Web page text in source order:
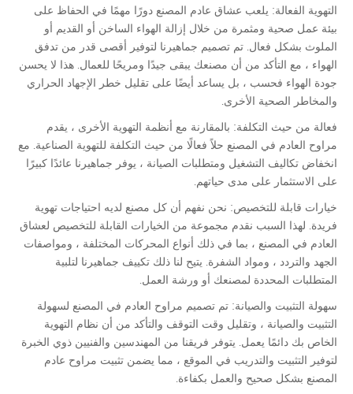
التهوية الفعالة: يلعب عشاق عادم المصنع دورًا مهمًا في الحفاظ على
بيئة عمل صحية ومثمرة من خلال إزالة الهواء الساخن أو القديم أو
الملوث بشكل فعال. تم تصميم جماهيرنا لتوفير أقصى قدر من تدفق
الهواء ، مع التأكد من أن مصنعك يبقى جيدًا ومريحًا للعمال. هذا لا يحسن
جودة الهواء فحسب ، بل يساعد أيضًا على تقليل خطر الإجهاد الحراري
والمخاطر الصحية الأخرى.
فعالة من حيث التكلفة: بالمقارنة مع أنظمة التهوية الأخرى ، يقدم
مراوح العادم في المصنع حلاً فعالًا من حيث التكلفة للتهوية الصناعية. مع
انخفاض تكاليف التشغيل ومتطلبات الصيانة ، يوفر جماهيرنا عائدًا كبيرًا
على الاستثمار على مدى حياتهم.
خيارات قابلة للتخصيص: نحن نفهم أن كل مصنع لديه احتياجات تهوية
فريدة. لهذا السبب نقدم مجموعة من الخيارات القابلة للتخصيص لعشاق
العادم في المصنع ، بما في ذلك أنواع المحركات المختلفة ، ومواصفات
الجهد والتردد ، ومواد الشفرة. يتيح لنا ذلك تكييف جماهيرنا لتلبية
المتطلبات المحددة لمصنعك أو ورشة العمل.
سهولة التثبيت والصيانة: تم تصميم مراوح العادم في المصنع لسهولة
التثبيت والصيانة ، وتقليل وقت التوقف والتأكد من أن نظام التهوية
الخاص بك دائمًا يعمل. يتوفر فريقنا من المهندسين والفنيين ذوي الخبرة
لتوفير التثبيت والتدريب في الموقع ، مما يضمن تثبيت مراوح عادم
المصنع بشكل صحيح والعمل بكفاءة.